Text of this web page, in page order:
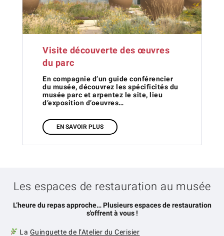
Visite découverte des œuvres
du parc
En compagnie d’un guide conférencier
du musée, découvrez les spécificités du
musée parc et arpentez le site, lieu
d’exposition d’oeuvres…
EN SAVOIR PLUS
Les espaces de restauration au musée
L’heure du repas approche… Plusieurs espaces de restauration
s'offrent à vous !
La Guinguette de l’Atelier du Cerisier